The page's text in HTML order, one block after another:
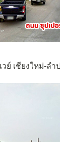
วย์ เชียงใหม่-ล